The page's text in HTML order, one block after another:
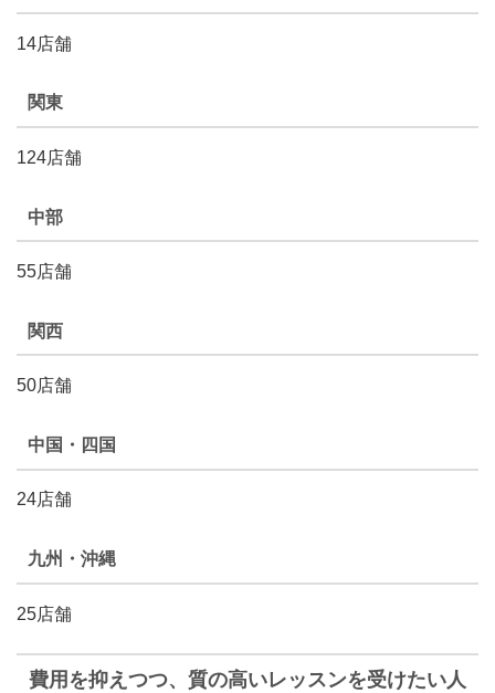
14店舗
関東
124店舗
中部
55店舗
関西
50店舗
中国・四国
24店舗
九州・沖縄
25店舗
費用を抑えつつ、質の高いレッスンを受けたい人